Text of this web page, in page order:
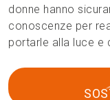
donne hanno
conoscenze per
portarle alla luce e